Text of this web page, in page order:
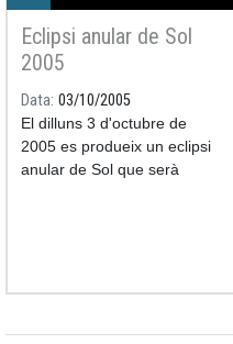
Eclipsi anular de Sol
2005
Data 03/10/2005
El dilluns 3 d'octubre de
2005 es produeix un eclipsi
anular de Sol que serà
i una gran part del continent